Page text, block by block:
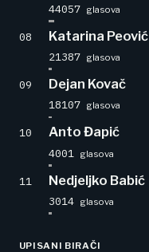
44057 glasova
08 Katarina Peović
21387 glasova
09 Dejan Kovač
18107 glasova
10 Anto Đapić
4001 glasova
11 Nedjeljko Babić
3014 glasova
UPISANI BIRAČI